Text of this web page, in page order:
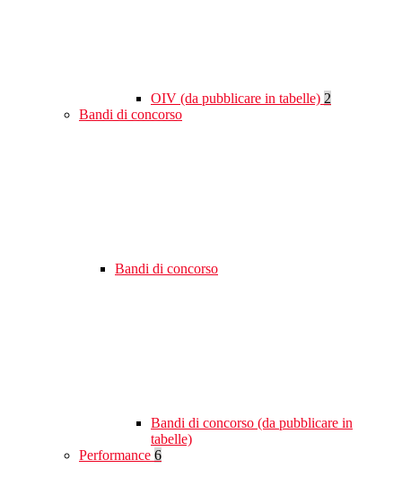
OIV (da pubblicare in tabelle) 2
Bandi di concorso
Bandi di concorso
Bandi di concorso (da pubblicare in
tabelle)
Performance 6